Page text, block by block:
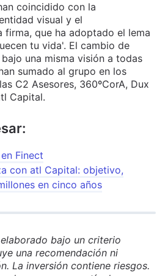
coincidido con la
visual y el
firma, que ha adoptado el lema
tu vida'. El cambio de
una misma visión a todas
sumado al grupo en los
C2 Asesores, 360ºCorA, Dux
Capital.
Finect
con atl Capital: objetivo,
en cinco años
bajo un criterio
una recomendación ni
La inversión contiene riesgos.